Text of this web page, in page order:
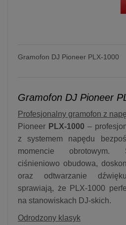
Gramofon DJ Pioneer PLX-1000
Gramofon DJ Pioneer
Profesjonalny gramofon z
Pioneer PLX-1000 –
z systemem napędu
momencie obrotowym.
ciśnieniowo obudowa,
oraz odtwarzanie
sprawiają, że PLX-1000
na stanowiskach DJ-skich.
Odrodzony klasyk